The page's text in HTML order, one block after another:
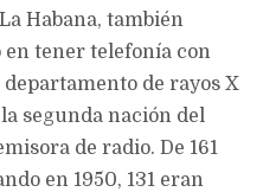
Habana, también
tener telefonía con
de rayos X
segunda nación del
de radio. De 161
en 1950, 131 eran